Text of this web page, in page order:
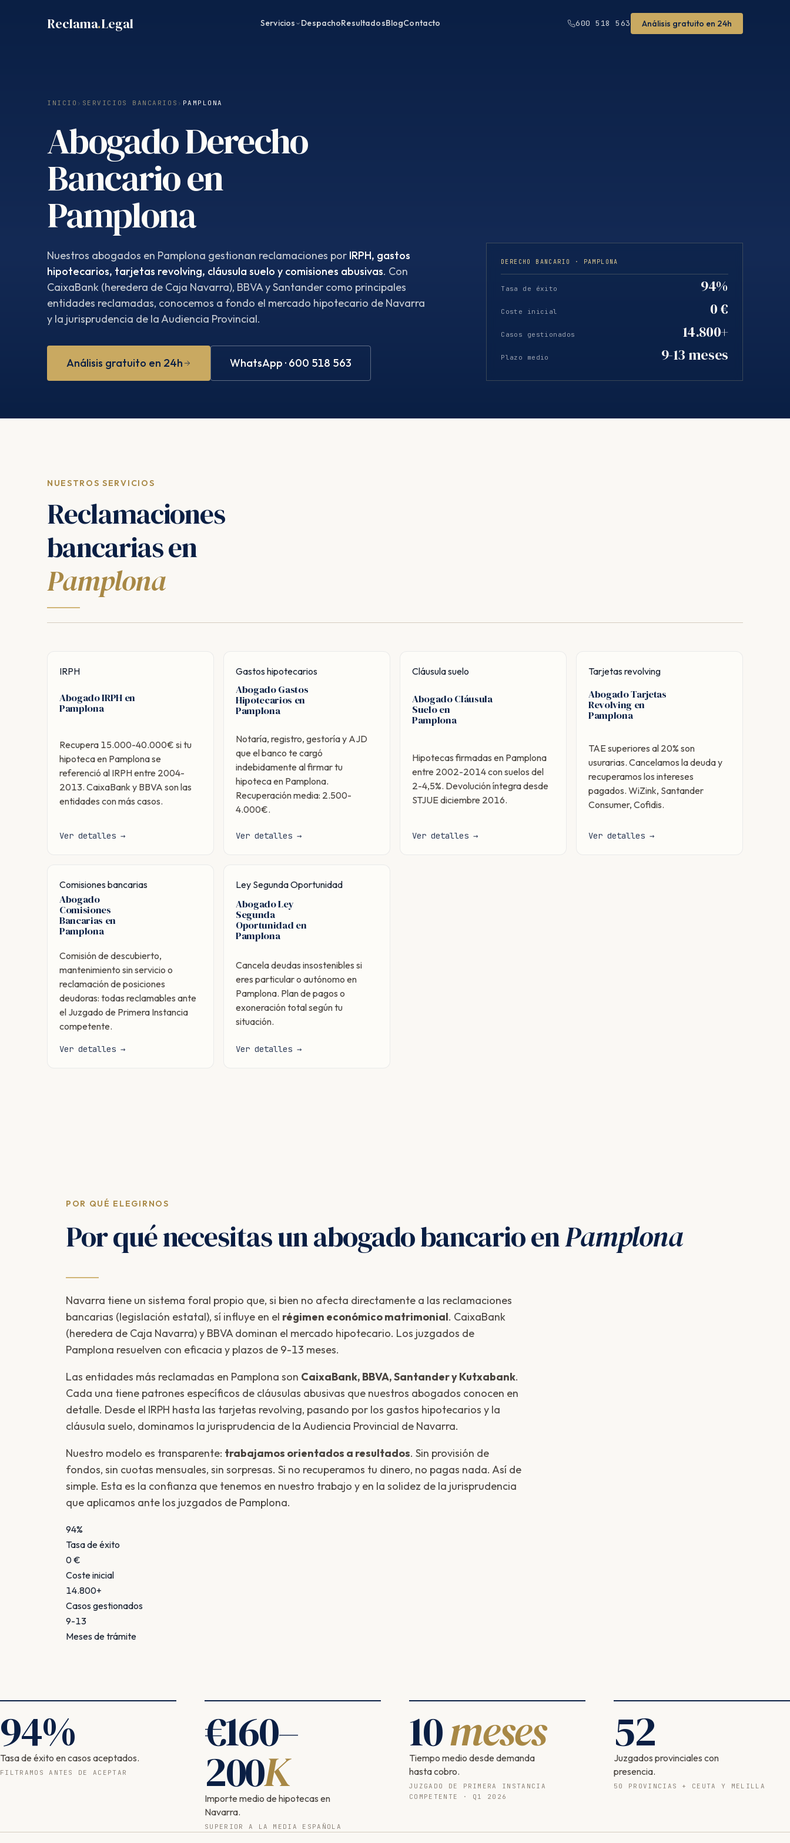
Reclama.Legal Servicios DespachoResultadosBlogContacto 600 518 563 Análisis gratuito en 24h
INICIO › SERVICIOS BANCARIOS › PAMPLONA
Abogado Derecho
Bancario en
Pamplona
Nuestros abogados en Pamplona gestionan reclamaciones por IRPH, gastos
hipotecarios, tarjetas revolving, cláusula suelo y comisiones abusivas. Con
CaixaBank (heredera de Caja Navarra), BBVA y Santander como principales
entidades reclamadas, conocemos a fondo el mercado hipotecario de Navarra
y la jurisprudencia de la Audiencia Provincial.
Análisis gratuito en 24h WhatsApp · 600 518 563
DERECHO BANCARIO · PAMPLONA
Tasa de éxito 94%
Coste inicial 0 €
Casos gestionados 14.800+
Plazo medio 9-13 meses
NUESTROS SERVICIOS
Reclamaciones
bancarias en
Pamplona
IRPH
Abogado IRPH en
Pamplona
Recupera 15.000-40.000€ si tu
hipoteca en Pamplona se
referenció al IRPH entre 2004-
2013. CaixaBank y BBVA son las
entidades con más casos.
Ver detalles →
Gastos hipotecarios
Abogado Gastos
Hipotecarios en
Pamplona
Notaría, registro, gestoría y AJD
que el banco te cargó
indebidamente al firmar tu
hipoteca en Pamplona.
Recuperación media: 2.500-
4.000€.
Ver detalles →
Cláusula suelo
Abogado Cláusula
Suelo en
Pamplona
Hipotecas firmadas en Pamplona
entre 2002-2014 con suelos del
2-4,5%. Devolución íntegra desde
STJUE diciembre 2016.
Ver detalles →
Tarjetas revolving
Abogado Tarjetas
Revolving en
Pamplona
TAE superiores al 20% son
usurarias. Cancelamos la deuda y
recuperamos los intereses
pagados. WiZink, Santander
Consumer, Cofidis.
Ver detalles →
Comisiones bancarias
Abogado
Comisiones
Bancarias en
Pamplona
Comisión de descubierto,
mantenimiento sin servicio o
reclamación de posiciones
deudoras: todas reclamables ante
el Juzgado de Primera Instancia
competente.
Ver detalles →
Ley Segunda Oportunidad
Abogado Ley
Segunda
Oportunidad en
Pamplona
Cancela deudas insostenibles si
eres particular o autónomo en
Pamplona. Plan de pagos o
exoneración total según tu
situación.
Ver detalles →
POR QUÉ ELEGIRNOS
Por qué necesitas un abogado bancario enPamplona
Navarra tiene un sistema foral propio que, si bien no afecta directamente a las reclamaciones
bancarias (legislación estatal), sí influye en el régimen económico matrimonial. CaixaBank
(heredera de Caja Navarra) y BBVA dominan el mercado hipotecario. Los juzgados de
Pamplona resuelven con eficacia y plazos de 9-13 meses.
Las entidades más reclamadas en Pamplona son CaixaBank, BBVA, Santander y Kutxabank.
Cada una tiene patrones específicos de cláusulas abusivas que nuestros abogados conocen en
detalle. Desde el IRPH hasta las tarjetas revolving, pasando por los gastos hipotecarios y la
cláusula suelo, dominamos la jurisprudencia de la Audiencia Provincial de Navarra.
Nuestro modelo es transparente: trabajamos orientados a resultados. Sin provisión de
fondos, sin cuotas mensuales, sin sorpresas. Si no recuperamos tu dinero, no pagas nada. Así de
simple. Esta es la confianza que tenemos en nuestro trabajo y en la solidez de la jurisprudencia
que aplicamos ante los juzgados de Pamplona.
94%
Tasa de éxito
0 €
Coste inicial
14.800+
Casos gestionados
9-13
Meses de trámite
94%
Tasa de éxito en casos aceptados.
FILTRAMOS ANTES DE ACEPTAR
€160–
200K
Importe medio de hipotecas en
Navarra.
SUPERIOR A LA MEDIA ESPAÑOLA
10meses
Tiempo medio desde demanda
hasta cobro.
JUZGADO DE PRIMERA INSTANCIA
COMPETENTE · Q1 2026
52
Juzgados provinciales con
presencia.
50 PROVINCIAS + CEUTA Y MELILLA